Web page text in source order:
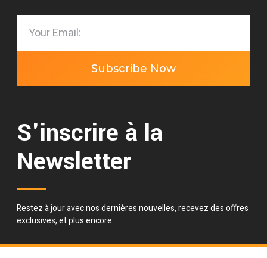
S'inscrire à la
Newsletter
Restez à jour avec nos dernières nouvelles, recevez des offres
exclusives, et plus encore.
Subscribe Now